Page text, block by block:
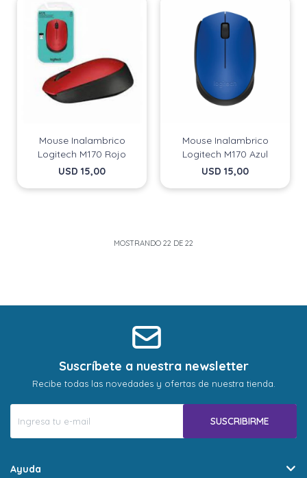
Mouse Inalambrico
Logitech M170 Rojo
USD 15,00
Mouse Inalambrico
Logitech M170 Azul
USD 15,00
MOSTRANDO 22 DE 22
Suscríbete a nuestra newsletter
Recibe todas las novedades y ofertas de nuestra tienda.
SUSCRIBIRME
Ayuda